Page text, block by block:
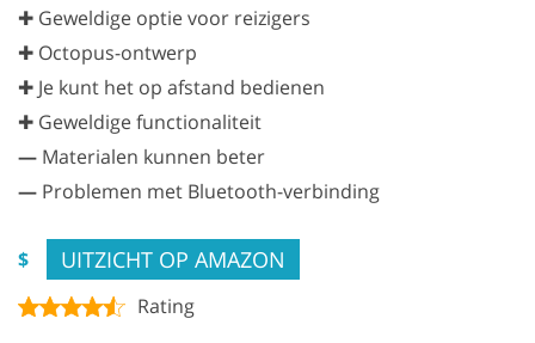
✚ Geweldige optie voor reizigers
✚ Octopus-ontwerp
✚ Je kunt het op afstand bedienen
✚ Geweldige functionaliteit
— Materialen kunnen beter
— Problemen met Bluetooth-verbinding
$ UITZICHT OP AMAZON
Rating